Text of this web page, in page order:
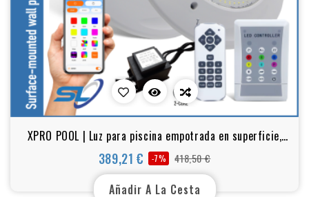
XPRO POOL | Luz para piscina empotrada en superficie,
ultrafina, 200x22 mm SET
389,21 €
Precio
base
-7% 418,50 €
Precio
Añadir A La Cesta